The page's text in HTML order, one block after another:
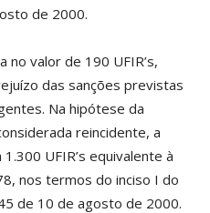
de 2000.
valor de 190 UFIR’s,
das sanções previstas
Na hipótese da
reincidente, a
UFIR’s equivalente à
nos termos do inciso I do
de 10 de agosto de 2000.